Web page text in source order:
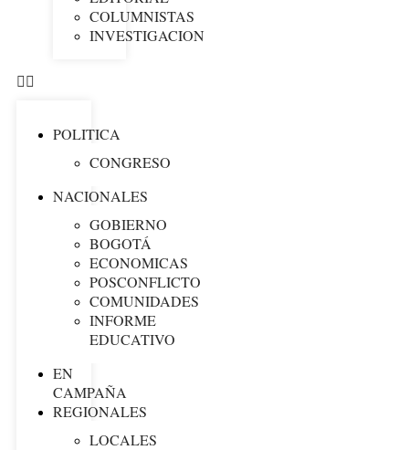
COLUMNISTAS
INVESTIGACION
POLITICA
CONGRESO
NACIONALES
GOBIERNO
BOGOTÁ
ECONOMICAS
POSCONFLICTO
COMUNIDADES
INFORME
EDUCATIVO
EN
CAMPAÑA
REGIONALES
LOCALES